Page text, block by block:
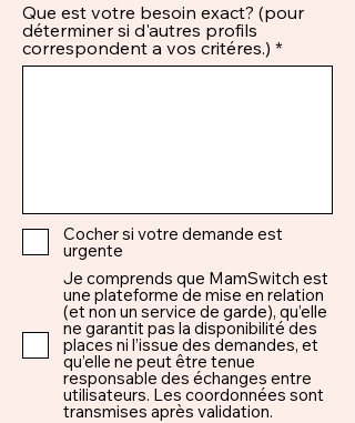
Que est votre besoin exact? (pour
déterminer si d'autres profils
correspondent a vos critéres.)
Cocher si votre demande est
urgente
Je comprends que MamSwitch est
une plateforme de mise en relation
(et non un service de garde), qu’elle
ne garantit pas la disponibilité des
places ni l’issue des demandes, et
qu’elle ne peut être tenue
responsable des échanges entre
utilisateurs. Les coordonnées sont
transmises après validation.